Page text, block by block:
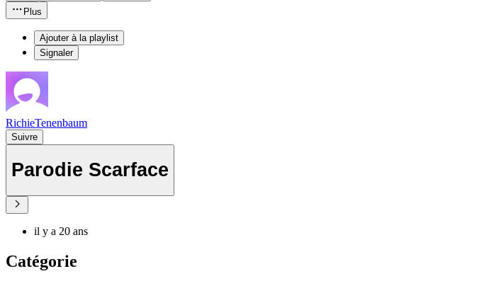
Plus
Ajouter à la playlist
Signaler
RichieTenenbaum
Suivre
Parodie Scarface
il y a 20 ans
Catégorie